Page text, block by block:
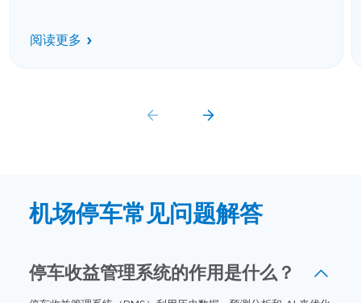
阅读更多
机场停车常见问题解答
停车收益管理系统的作用是什么？